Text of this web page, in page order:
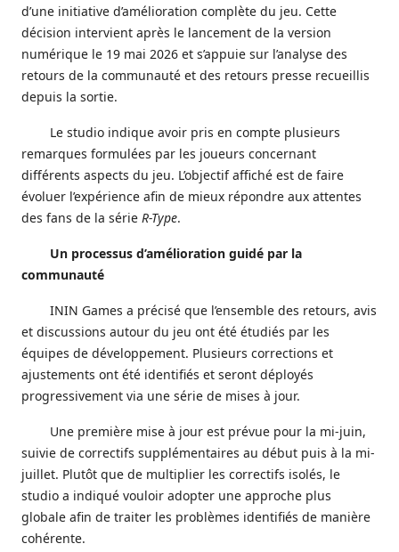
d’une initiative d’amélioration complète du jeu. Cette
décision intervient après le lancement de la version
numérique le 19 mai 2026 et s’appuie sur l’analyse des
retours de la communauté et des retours presse recueillis
depuis la sortie.
Le studio indique avoir pris en compte plusieurs
remarques formulées par les joueurs concernant
différents aspects du jeu. L’objectif affiché est de faire
évoluer l’expérience afin de mieux répondre aux attentes
des fans de la série R-Type.
Un processus d’amélioration guidé par la
communauté
ININ Games a précisé que l’ensemble des retours, avis
et discussions autour du jeu ont été étudiés par les
équipes de développement. Plusieurs corrections et
ajustements ont été identifiés et seront déployés
progressivement via une série de mises à jour.
Une première mise à jour est prévue pour la mi-juin,
suivie de correctifs supplémentaires au début puis à la mi-
juillet. Plutôt que de multiplier les correctifs isolés, le
studio a indiqué vouloir adopter une approche plus
globale afin de traiter les problèmes identifiés de manière
cohérente.